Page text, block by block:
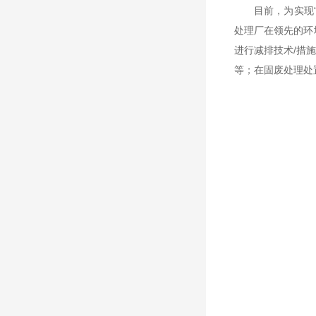
目前，为实
处理厂在领先的
进行减排技术/措
等；在固废处理